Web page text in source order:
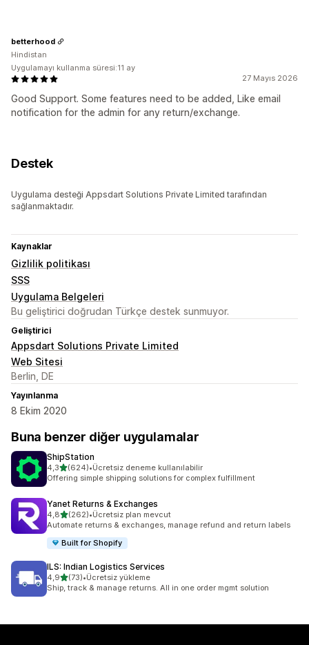
27 Mayıs 2026
Good Support. Some features need to be added, Like email
notification for the admin for any return/exchange.
betterhood
Hindistan
Uygulamayı kullanma süresi:11 ay
Destek
Uygulama desteği Appsdart Solutions Private Limited tarafından
sağlanmaktadır.
Kaynaklar
Gizlilik politikası
SSS
Uygulama Belgeleri
Bu geliştirici doğrudan Türkçe destek sunmuyor.
Geliştirici
Appsdart Solutions Private Limited
Web Sitesi
Berlin, DE
Yayınlanma
8 Ekim 2020
Buna benzer diğer uygulamalar
ShipStation
4,35 yıldız üzerinden
(624)
toplam 624 değerlendirme
•Ücretsiz deneme kullanılabilir
Offering simple shipping solutions for complex fulfillment
Yanet Returns & Exchanges
4,85 yıldız üzerinden
(262)
toplam 262 değerlendirme
•Ücretsiz plan mevcut
Automate returns & exchanges, manage refund and return labels
Built for Shopify
ILS: Indian Logistics Services
4,95 yıldız üzerinden
(73)
toplam 73 değerlendirme
•Ücretsiz yükleme
Ship, track & manage returns. All in one order mgmt solution